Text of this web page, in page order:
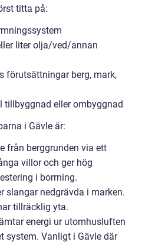
titta på:
liter olja/ved/annan
förutsättningar berg, mark,
tillbyggnad eller ombyggnad
i Gävle är:
från berggrunden via ett
villor och ger hög
i borrning.
slangar nedgrävda i marken.
tillräcklig yta.
energi ur utomhusluften
system. Vanligt i Gävle där